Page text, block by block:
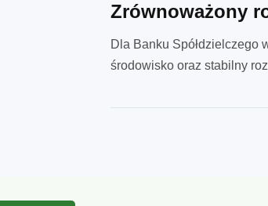
Zrównoważony
Dla Banku Spółdzielczego
środowisko oraz stabilny